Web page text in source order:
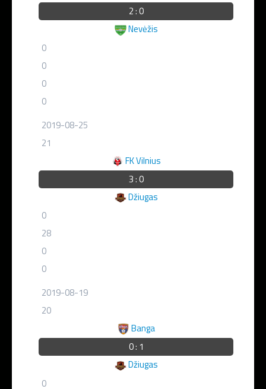
2 : 0
Nevėžis
0
0
0
0
2019-08-25
21
FK Vilnius
3 : 0
Džiugas
0
28
0
0
2019-08-19
20
Banga
0 : 1
Džiugas
0